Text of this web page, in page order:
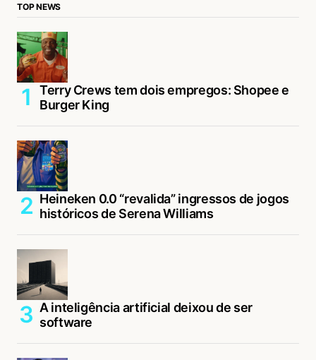
TOP NEWS
Terry Crews tem dois empregos: Shopee e
Burger King
Heineken 0.0 “revalida” ingressos de jogos
históricos de Serena Williams
A inteligência artificial deixou de ser
software